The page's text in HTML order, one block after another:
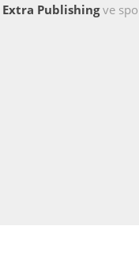
Extra Publishingve